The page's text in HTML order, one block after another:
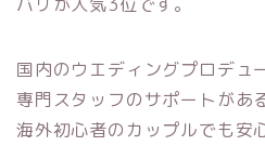
国内のウエディングプロデュ
専門スタッフのサポートがあ
海外初心者のカップルでも安